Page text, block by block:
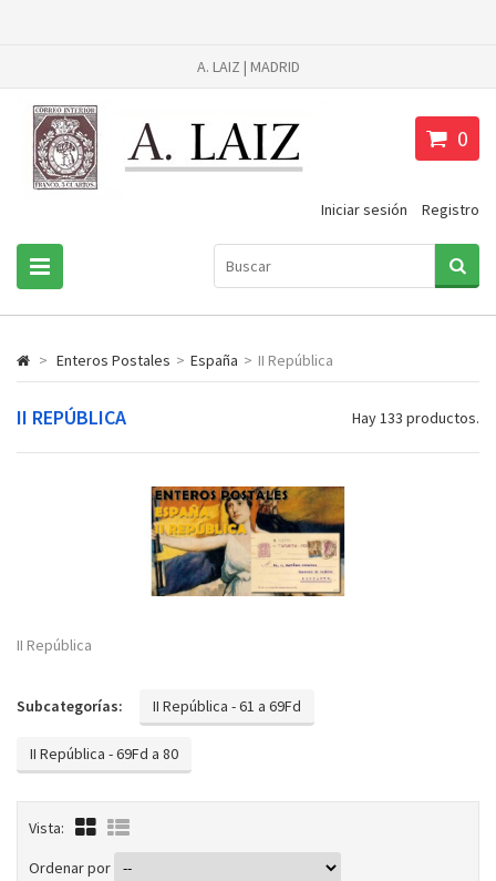
A. LAIZ | MADRID
0
Iniciar sesión Registro
> Enteros Postales > España > II República
II REPÚBLICA Hay 133 productos.
II República
Subcategorías: II República - 61 a 69Fd
II República - 69Fd a 80
Vista:
Ordenar por